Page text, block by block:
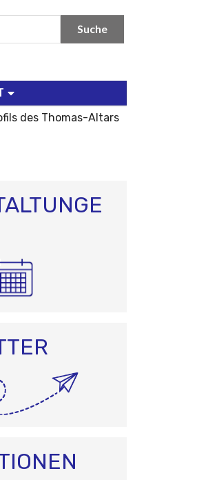
des Thomas-Altars